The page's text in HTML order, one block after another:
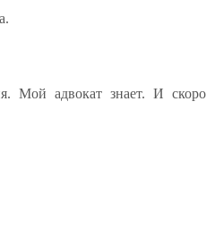
Мой адвокат знает. И скоро